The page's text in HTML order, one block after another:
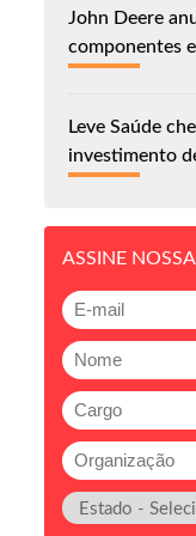
John Deere
componentes
Leve Saúde
investimento
ASSINE